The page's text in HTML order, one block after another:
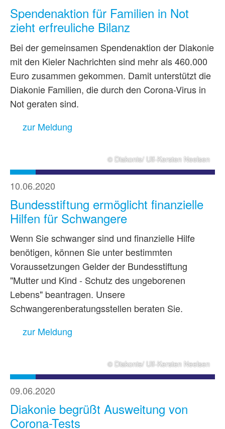
Spendenaktion für Familien in Not
zieht erfreuliche Bilanz
Bei der gemeinsamen Spendenaktion der Diakonie
mit den Kieler Nachrichten sind mehr als 460.000
Euro zusammen gekommen. Damit unterstützt die
Diakonie Familien, die durch den Corona-Virus in
Not geraten sind.
zur Meldung
© Diakonie/ Ulf-Kersten Neelsen
10.06.2020
Bundesstiftung ermöglicht finanzielle
Hilfen für Schwangere
Wenn Sie schwanger sind und finanzielle Hilfe
benötigen, können Sie unter bestimmten
Voraussetzungen Gelder der Bundesstiftung
"Mutter und Kind - Schutz des ungeborenen
Lebens" beantragen. Unsere
Schwangerenberatungsstellen beraten Sie.
zur Meldung
© Diakonie/ Ulf-Kersten Neelsen
09.06.2020
Diakonie begrüßt Ausweitung von
Corona-Tests